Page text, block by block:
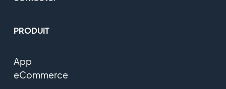
PRODUIT
App
eCommerce